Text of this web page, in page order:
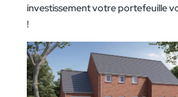
investissement votre portefeuille
!